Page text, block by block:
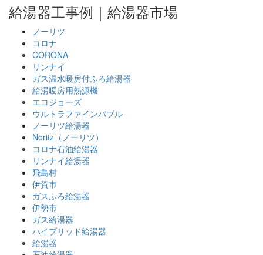
給湯器工事例｜給湯器市場
ノーリツ
コロナ
CORONA
リンナイ
ガス温水暖房付ふろ給湯器
給湯暖房用熱源機
エコジョーズ
ウルトラファインバブル
ノーリツ給湯器
Noritz（ノーリツ）
コロナ石油給湯器
リンナイ給湯器
飛島村
伊賀市
ガスふろ給湯器
伊勢市
ガス給湯器
ハイブリッド給湯器
給湯器